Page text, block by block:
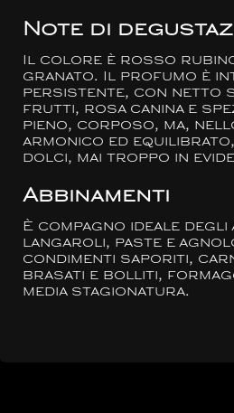
Note di
Il colore è rosso
granato. Il profumo è
persistente, con netto
frutti, rosa canina e
pieno, corposo, ma,
armonico ed
dolci, mai troppo in
Abbinamenti
È compagno ideale
langaroli, paste e
condimenti saporiti,
brasati e bolliti,
media stagionatura.